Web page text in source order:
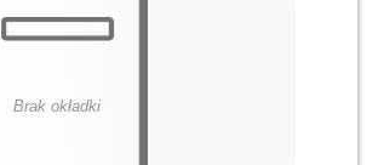
Brak okładki